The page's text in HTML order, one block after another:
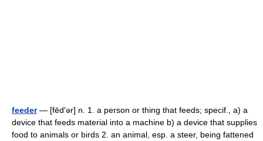
feeder— [fēd′ər] n. 1. a person or thing that feeds; specif., a) a
device that feeds material into a machine b) a device that supplies
food to animals or birds 2. an animal, esp. a steer, being fattened